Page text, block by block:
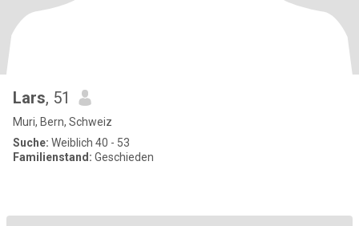
Lars, 51
Muri, Bern, Schweiz
Suche: Weiblich 40 - 53
Familienstand: Geschieden